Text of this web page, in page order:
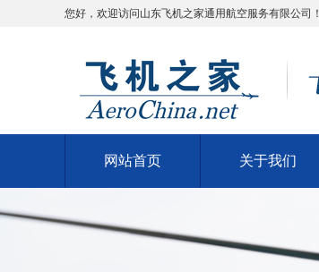
您好，欢迎访问山东飞机之家通用航空服务有限公司！
网站首页 关于我们